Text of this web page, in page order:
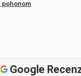
Google